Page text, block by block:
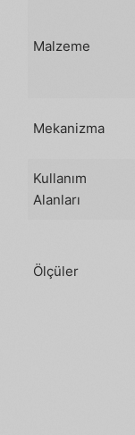
Malzeme
Mekanizma
Kullanım
Alanları
Ölçüler